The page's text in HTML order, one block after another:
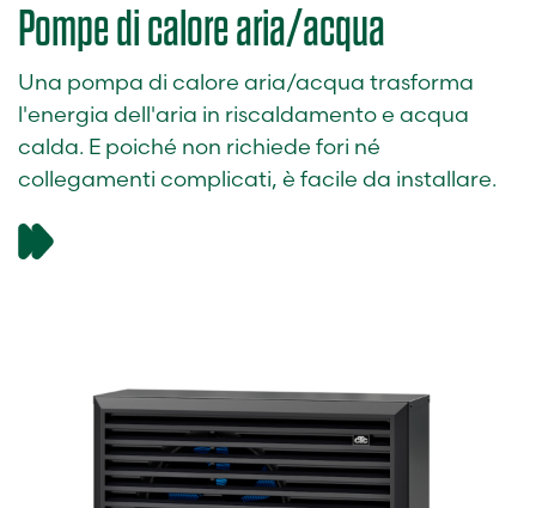
Pompe di calore aria/acqua
Una pompa di calore aria/acqua trasforma
l'energia dell'aria in riscaldamento e acqua
calda. E poiché non richiede fori né
collegamenti complicati, è facile da installare.